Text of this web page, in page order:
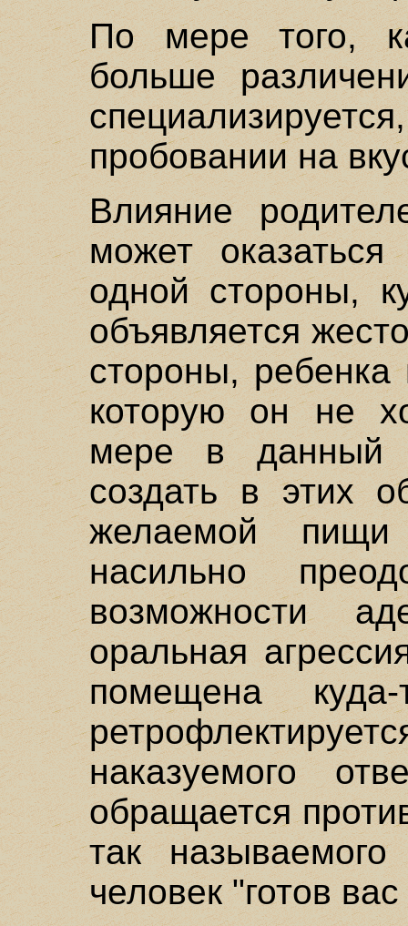
По мере того,
больше
пробовании на
Влияние
может
одной стороны,
объявляется
стороны,
которую он не
мере в данный
создать в этих
желаемой
насильно
возможности
оральная
помещена
наказуемого
обращается
так называемого
человек "готов